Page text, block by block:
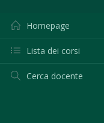
Homepage
Lista dei corsi
Cerca docente